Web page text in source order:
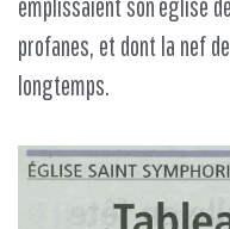
emplissaient son église
profanes, et dont la nef
longtemps.